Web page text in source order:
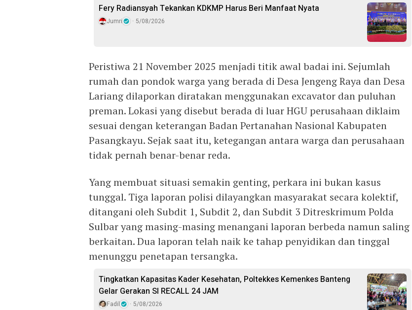
Fery Radiansyah Tekankan KDKMP Harus Beri Manfaat Nyata
Jumri 5/08/2026
Peristiwa 21 November 2025 menjadi titik awal badai ini. Sejumlah
rumah dan pondok warga yang berada di Desa Jengeng Raya dan Desa
Lariang dilaporkan diratakan menggunakan excavator dan puluhan
preman. Lokasi yang disebut berada di luar HGU perusahaan diklaim
sesuai dengan keterangan Badan Pertanahan Nasional Kabupaten
Pasangkayu. Sejak saat itu, ketegangan antara warga dan perusahaan
tidak pernah benar-benar reda.
Yang membuat situasi semakin genting, perkara ini bukan kasus
tunggal. Tiga laporan polisi dilayangkan masyarakat secara kolektif,
ditangani oleh Subdit 1, Subdit 2, dan Subdit 3 Ditreskrimum Polda
Sulbar yang masing-masing menangani laporan berbeda namun saling
berkaitan. Dua laporan telah naik ke tahap penyidikan dan tinggal
menunggu penetapan tersangka.
Tingkatkan Kapasitas Kader Kesehatan, Poltekkes Kemenkes Banteng
Gelar Gerakan SI RECALL 24 JAM
Fadil 5/08/2026